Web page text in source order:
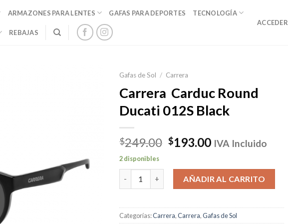
ARMAZONES PARA LENTES GAFAS PARA DEPORTES TECNOLOGÍA
REBAJAS
ACCEDER
Gafas de Sol / Carrera
Carrera Carduc Round
Ducati 012S Black
$249.00 El
original
era:
$249.00.
$193.00El
actual
es:
$193.00.
IVA Incluido
2 disponibles
Carrera Carduc Round Ducati 012S Black cantidad
AÑADIR AL CARRITO
Categorías:Carrera,Carrera,Gafas de Sol